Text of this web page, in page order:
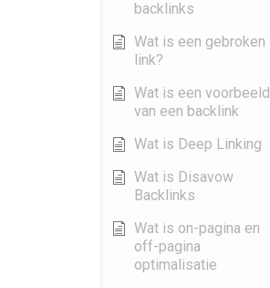
backlinks
Wat is een gebroken
link?
Wat is een voorbeeld
van een backlink
Wat is Deep Linking
Wat is Disavow
Backlinks
Wat is on-pagina en
off-pagina
optimalisatie